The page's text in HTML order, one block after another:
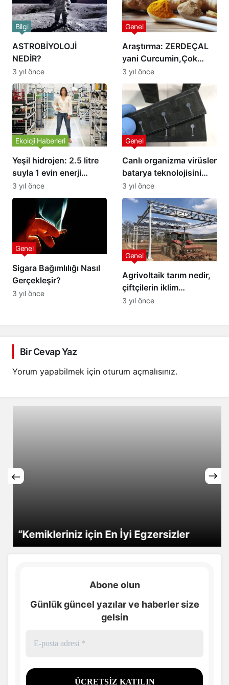
ASTROBİYOLOJİ
NEDİR?
Bilgi
3 yıl önce
Araştırma: ZERDEÇAL
yani Curcumin,Çok
kuvvetli bir
antioksidandır
Genel
3 yıl önce
Yeşil hidrojen: 2.5 litre
suyla 1 evin enerji
ihtiyacını günlerce
karşılayabilen teknoloji
Ekoloji Haberleri
3 yıl önce
Canlı organizma virüsler
batarya teknolojisini
geliştirmek için
kullanılabilir mi?
Genel
3 yıl önce
Sigara Bağımlılığı Nasıl
Gerçekleşir?
Genel
3 yıl önce
Agrivoltaik tarım nedir,
çiftçilerin iklim
değişikliğiyle başa
Genel
3 yıl önce
Bir Cevap Yaz
Yorum yapabilmek için oturum açmalısınız.
“Kemikleriniz için En İyi Egzersizler
Abone olun
Günlük güncel yazılar ve haberler size
gelsin